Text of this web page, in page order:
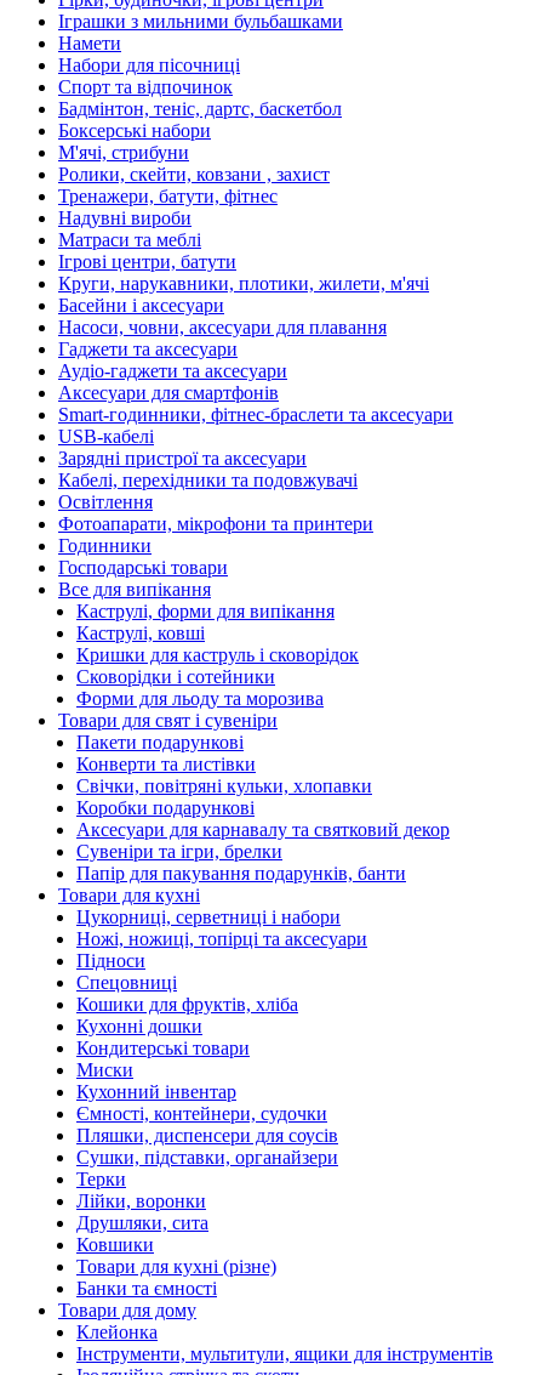
Іграшки з мильними бульбашками
Намети
Набори для пісочниці
Спорт та відпочинок
Бадмінтон, теніс, дартс, баскетбол
Боксерські набори
М'ячі, стрибуни
Ролики, скейти, ковзани , захист
Тренажери, батути, фітнес
Надувні вироби
Матраси та меблі
Ігрові центри, батути
Круги, нарукавники, плотики, жилети, м'ячі
Басейни і аксесуари
Насоси, човни, аксесуари для плавання
Гаджети та аксесуари
Аудіо-гаджети та аксесуари
Аксесуари для смартфонів
Smart-годинники, фітнес-браслети та аксесуари
USB-кабелі
Зарядні пристрої та аксесуари
Кабелі, перехідники та подовжувачі
Освітлення
Фотоапарати, мікрофони та принтери
Годинники
Господарські товари
Все для випікання
Каструлі, форми для випікання
Каструлі, ковші
Кришки для каструль і сковорідок
Сковорідки і сотейники
Форми для льоду та морозива
Товари для свят і сувеніри
Пакети подарункові
Конверти та листівки
Свічки, повітряні кульки, хлопавки
Коробки подарункові
Аксесуари для карнавалу та святковий декор
Сувеніри та ігри, брелки
Папір для пакування подарунків, банти
Товари для кухні
Цукорниці, серветниці і набори
Ножі, ножиці, топірці та аксесуари
Підноси
Спецовниці
Кошики для фруктів, хліба
Кухонні дошки
Кондитерські товари
Миски
Кухонний інвентар
Ємності, контейнери, судочки
Пляшки, диспенсери для соусів
Сушки, підставки, органайзери
Терки
Лійки, воронки
Друшляки, сита
Ковшики
Товари для кухні (різне)
Банки та ємності
Товари для дому
Клейонка
Інструменти, мультитули, ящики для інструментів